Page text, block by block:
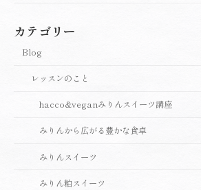
カテゴリー
Blog
レッスンのこと
hacco&veganみりんスイーツ講座
みりんから広がる豊かな食卓
みりんスイーツ
みりん粕スイーツ